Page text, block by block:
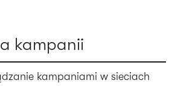
kampanii
kampaniami w sieciach